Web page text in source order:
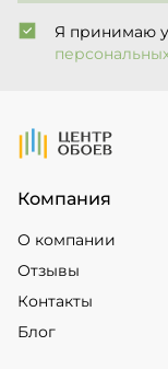
Я принимаю
На Главную
Компания
О компании
Отзывы
Контакты
Блог